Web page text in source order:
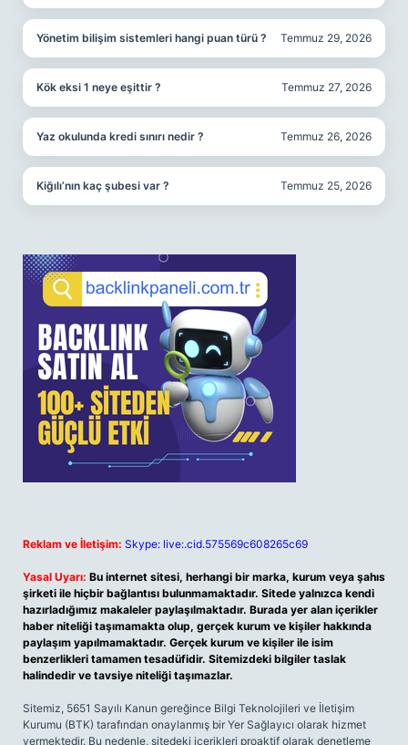
Yönetim bilişim sistemleri hangi puan türü ? Temmuz 29, 2026
Kök eksi 1 neye eşittir ? Temmuz 27, 2026
Yaz okulunda kredi sınırı nedir ? Temmuz 26, 2026
Kiğılı’nın kaç şubesi var ? Temmuz 25, 2026
Reklam ve İletişim: Skype: live:.cid.575569c608265c69
Yasal Uyarı: Bu internet sitesi, herhangi bir marka, kurum veya şahıs
şirketi ile hiçbir bağlantısı bulunmamaktadır. Sitede yalnızca kendi
hazırladığımız makaleler paylaşılmaktadır. Burada yer alan içerikler
haber niteliği taşımamakta olup, gerçek kurum ve kişiler hakkında
paylaşım yapılmamaktadır. Gerçek kurum ve kişiler ile isim
benzerlikleri tamamen tesadüfidir. Sitemizdeki bilgiler taslak
halindedir ve tavsiye niteliği taşımazlar.
Sitemiz, 5651 Sayılı Kanun gereğince Bilgi Teknolojileri ve İletişim
Kurumu (BTK) tarafından onaylanmış bir Yer Sağlayıcı olarak hizmet
vermektedir. Bu nedenle, sitedeki içerikleri proaktif olarak denetleme